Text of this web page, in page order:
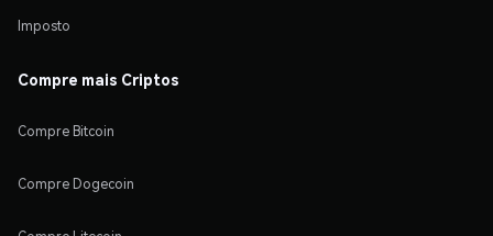
Imposto
Compre mais Criptos
Compre Bitcoin
Compre Dogecoin